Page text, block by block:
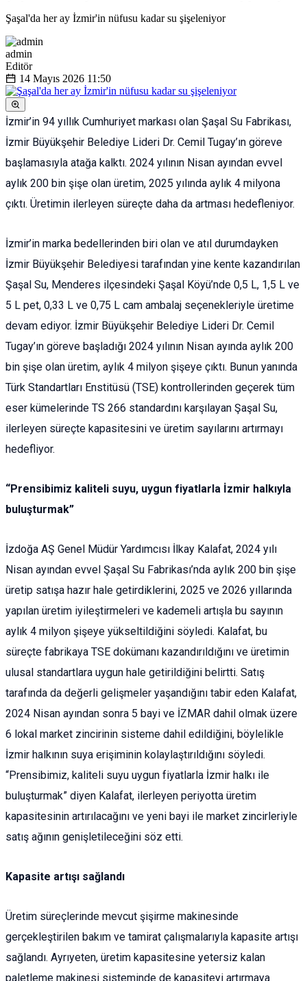
Şaşal'da her ay İzmir'in nüfusu kadar su şişeleniyor
admin
Editör
14 Mayıs 2026 11:50
İzmir’in 94 yıllık Cumhuriyet markası olan Şaşal Su Fabrikası,
İzmir Büyükşehir Belediye Lideri Dr. Cemil Tugay’ın göreve
başlamasıyla atağa kalktı. 2024 yılının Nisan ayından evvel
aylık 200 bin şişe olan üretim, 2025 yılında aylık 4 milyona
çıktı. Üretimin ilerleyen süreçte daha da artması hedefleniyor.
İzmir’in marka bedellerinden biri olan ve atıl durumdayken
İzmir Büyükşehir Belediyesi tarafından yine kente kazandırılan
Şaşal Su, Menderes ilçesindeki Şaşal Köyü’nde 0,5 L, 1,5 L ve
5 L pet, 0,33 L ve 0,75 L cam ambalaj seçenekleriyle üretime
devam ediyor. İzmir Büyükşehir Belediye Lideri Dr. Cemil
Tugay’ın göreve başladığı 2024 yılının Nisan ayında aylık 200
bin şişe olan üretim, aylık 4 milyon şişeye çıktı. Bunun yanında
Türk Standartları Enstitüsü (TSE) kontrollerinden geçerek tüm
eser kümelerinde TS 266 standardını karşılayan Şaşal Su,
ilerleyen süreçte kapasitesini ve üretim sayılarını artırmayı
hedefliyor.
“Prensibimiz kaliteli suyu, uygun fiyatlarla İzmir halkıyla
buluşturmak”
İzdoğa AŞ Genel Müdür Yardımcısı İlkay Kalafat, 2024 yılı
Nisan ayından evvel Şaşal Su Fabrikası’nda aylık 200 bin şişe
üretip satışa hazır hale getirdiklerini, 2025 ve 2026 yıllarında
yapılan üretim iyileştirmeleri ve kademeli artışla bu sayının
aylık 4 milyon şişeye yükseltildiğini söyledi. Kalafat, bu
süreçte fabrikaya TSE dokümanı kazandırıldığını ve üretimin
ulusal standartlara uygun hale getirildiğini belirtti. Satış
tarafında da değerli gelişmeler yaşandığını tabir eden Kalafat,
2024 Nisan ayından sonra 5 bayi ve İZMAR dahil olmak üzere
6 lokal market zincirinin sisteme dahil edildiğini, böylelikle
İzmir halkının suya erişiminin kolaylaştırıldığını söyledi.
“Prensibimiz, kaliteli suyu uygun fiyatlarla İzmir halkı ile
buluşturmak” diyen Kalafat, ilerleyen periyotta üretim
kapasitesinin artırılacağını ve yeni bayi ile market zincirleriyle
satış ağının genişletileceğini söz etti.
Kapasite artışı sağlandı
Üretim süreçlerinde mevcut şişirme makinesinde
gerçekleştirilen bakım ve tamirat çalışmalarıyla kapasite artışı
sağlandı. Ayrıyeten, üretim kapasitesine yetersiz kalan
paletleme makinesi sisteminde de kapasiteyi artırmaya